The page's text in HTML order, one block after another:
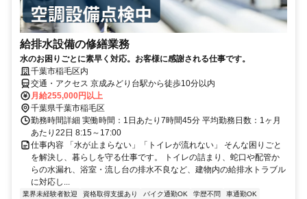
給排水設備の修繕業務
水のお困りごとに素早く対応。お客様に感謝される仕事です。
千葉市稲毛区内
交通・アクセス 京成みどり台駅から徒歩10分以内
月給255,000円以上
千葉県千葉市稲毛区
勤務時間詳細 実働時間：1日あたり7時間45分 平均勤務日数：1ヶ月
あたり22日 8:15～17:00
仕事内容 「水が止まらない」「トイレが流れない」 そんな困りごと
を解決し、暮らしを守る仕事です。 トイレの詰まり、蛇口や配管か
らの水漏れ、浴室・流し台の排水不良など、建物内の給排水トラブル
に対応し...
業界未経験者歓迎 資格取得支援あり バイク通勤OK 学歴不問
車通勤OK